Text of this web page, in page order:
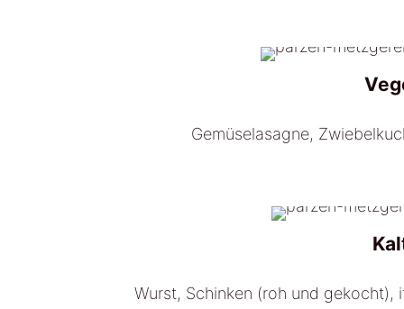
Gemüselasagne,
Wurst, Schinken (roh und gekocht),